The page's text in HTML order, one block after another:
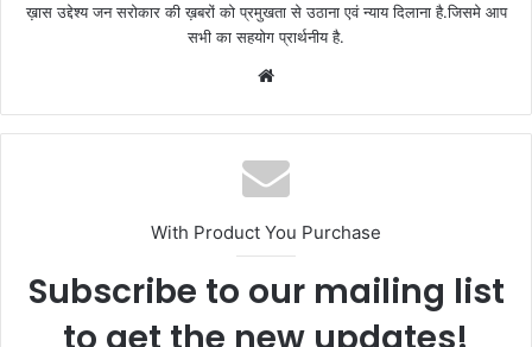
ख़ास उद्देश्य जन सरोकार की ख़बरों को प्रमुखता से उठाना एवं न्याय दिलाना है.जिसमे आप
सभी का सहयोग प्रार्थनीय है.
With Product You Purchase
Subscribe to our mailing list